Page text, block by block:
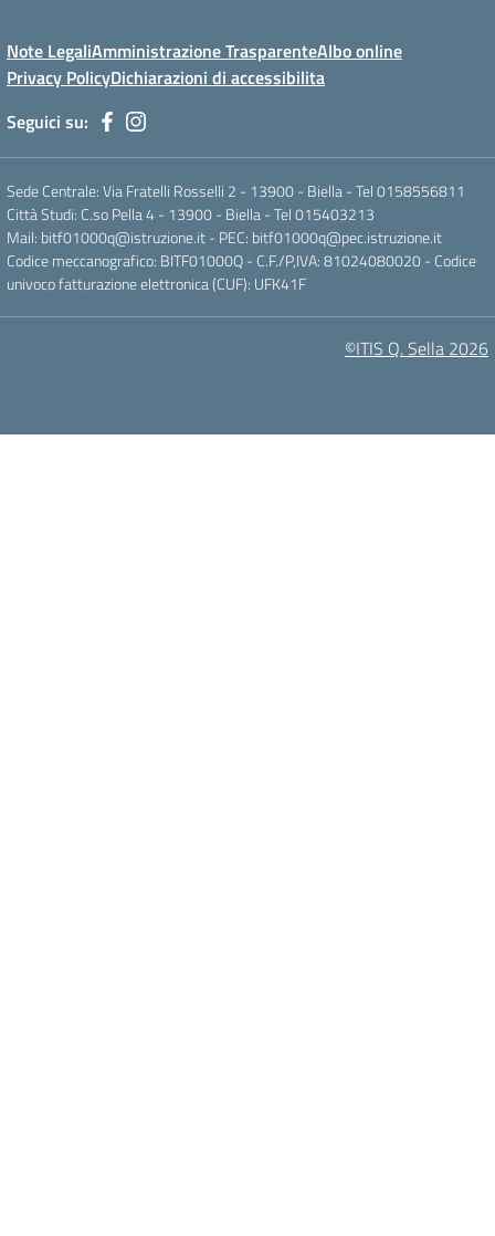
Note LegaliAmministrazione TrasparenteAlbo online
Privacy PolicyDichiarazioni di accessibilita
Seguici su:
Sede Centrale: Via Fratelli Rosselli 2 - 13900 - Biella - Tel 0158556811
Città Studi: C.so Pella 4 - 13900 - Biella - Tel 015403213
Mail: bitf01000q@istruzione.it- PEC: bitf01000q@pec.istruzione.it
Codice meccanografico: BITF01000Q - C.F./P,IVA: 81024080020 - Codice
univoco fatturazione elettronica (CUF): UFK41F
©ITIS Q. Sella 2026